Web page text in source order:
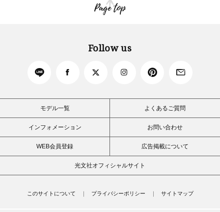
Page top
Follow us
モデル一覧 よくあるご質問
インフォメーション お問い合わせ
WEB会員登録 広告掲載について
光文社オフィシャルサイト
このサイトについて プライバシーポリシー サイトマップ